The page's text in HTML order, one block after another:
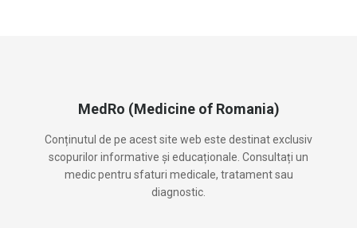
MedRo (Medicine of Romania)
Conținutul de pe acest site web este destinat exclusiv
scopurilor informative și educaționale. Consultați un
medic pentru sfaturi medicale, tratament sau
diagnostic.